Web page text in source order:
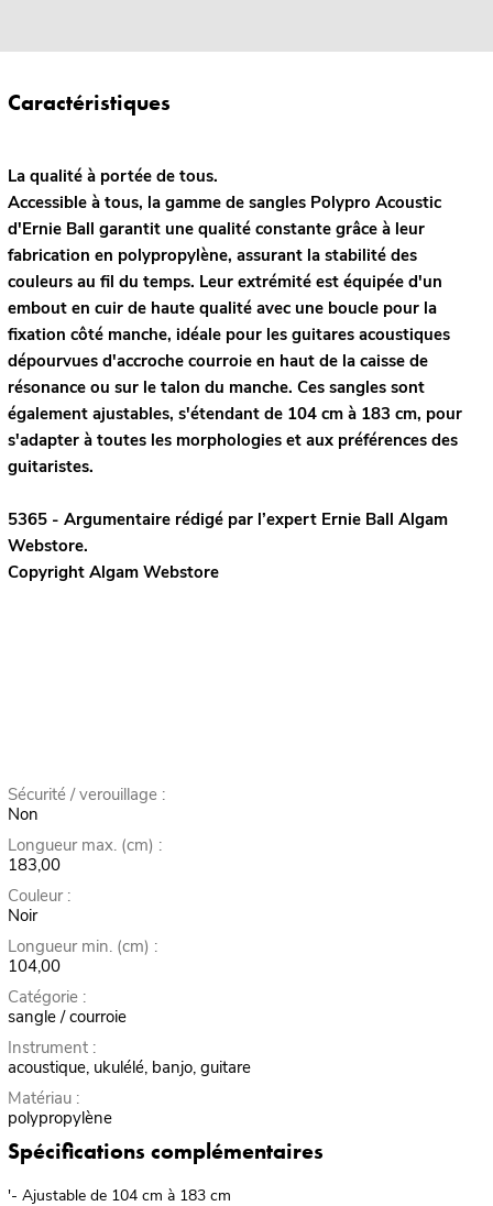
Caractéristiques
La qualité à portée de tous.
Accessible à tous, la gamme de sangles Polypro Acoustic
d'Ernie Ball garantit une qualité constante grâce à leur
fabrication en polypropylène, assurant la stabilité des
couleurs au fil du temps. Leur extrémité est équipée d'un
embout en cuir de haute qualité avec une boucle pour la
fixation côté manche, idéale pour les guitares acoustiques
dépourvues d'accroche courroie en haut de la caisse de
résonance ou sur le talon du manche. Ces sangles sont
également ajustables, s'étendant de 104 cm à 183 cm, pour
s'adapter à toutes les morphologies et aux préférences des
guitaristes.
5365 - Argumentaire rédigé par l’expert Ernie Ball Algam
Webstore.
Copyright Algam Webstore
Sécurité / verouillage :
Non
Longueur max. (cm) :
183,00
Couleur :
Noir
Longueur min. (cm) :
104,00
Catégorie :
sangle / courroie
Instrument :
acoustique, ukulélé, banjo, guitare
Matériau :
polypropylène
Spécifications complémentaires
'- Ajustable de 104 cm à 183 cm